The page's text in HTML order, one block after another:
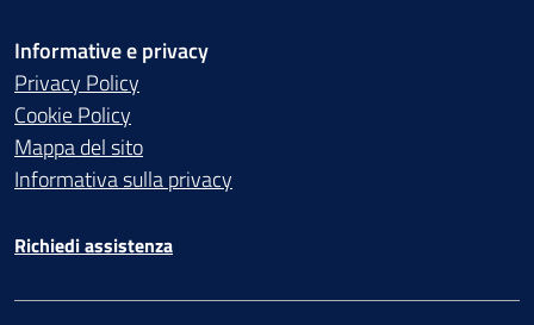
Informative e privacy
Privacy Policy
Cookie Policy
Mappa del sito
Informativa sulla privacy
Richiedi assistenza